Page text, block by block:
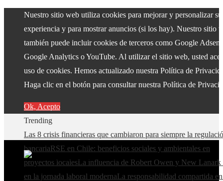
Nuestro sitio web utiliza cookies para mejorar y personalizar su
experiencia y para mostrar anuncios (si los hay). Nuestro sitio
también puede incluir cookies de terceros como Google
Google Analytics o YouTube. Al utilizar el sitio web, usted
uso de cookies. Hemos actualizado nuestra Política de
Haga clic en el botón para consultar nuestra Política de
Ok, Acepto
Trending
Las 8 crisis financieras que cambiaron para siempre la
bancariaRSE en Chile: beneficios sociales y ambientales en
proyectos localesLa influencia de Robert Owen y New
en la jornada laboral modernaLa responsabilidad compartida